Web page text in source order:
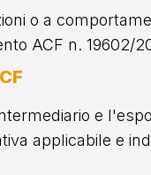
o a
ACF n. 19602/
e
applicabile e